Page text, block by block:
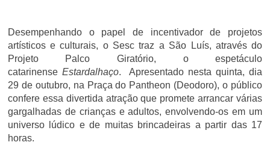
Desempenhando o papel de incentivador de projetos
artísticos e culturais, o Sesc traz a São Luís, através do
Projeto Palco Giratório, o espetáculo
catarinense Estardalhaço. Apresentado nesta quinta, dia
29 de outubro, na Praça do Pantheon (Deodoro), o público
confere essa divertida atração que promete arrancar várias
gargalhadas de crianças e adultos, envolvendo-os em um
universo lúdico e de muitas brincadeiras a partir das 17
horas.